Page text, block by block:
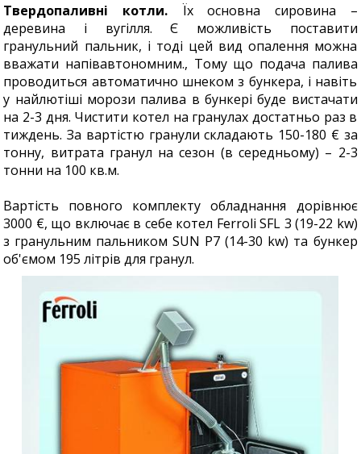
Твердопаливні котли. Їх основна сировина –
деревина і вугілля. Є можливість поставити
гранульний пальник, і тоді цей вид опалення можна
вважати напівавтономним., Тому що подача палива
проводиться автоматично шнеком з бункера, і навіть
у найлютіші морози палива в бункері буде вистачати
на 2-3 дня. Чистити котел на гранулах достатньо раз в
тиждень. За вартістю гранули складають 150-180 € за
тонну, витрата гранул на сезон (в середньому) – 2-3
тонни на 100 кв.м.
Вартість повного комплекту обладнання дорівнює
3000 €, що включає в себе котел Ferroli SFL 3 (19-22 kw)
з гранульним пальником SUN P7 (14-30 kw) та бункер
об'ємом 195 літрів для гранул.